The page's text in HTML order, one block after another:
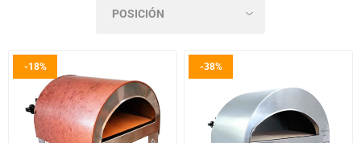
-18% -38%